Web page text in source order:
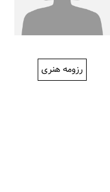
رزومه هنری